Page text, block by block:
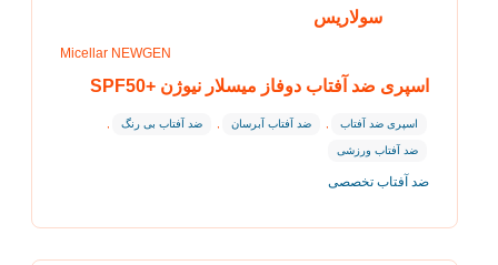
Micellar NEWGEN
اسپری ضد آفتاب دوفاز میسلار نیوژن +SPF50
اسپری ضد آفتاب ضد آفتاب آبرسان ضد آفتاب بی رنگ
ضد آفتاب ورزشی
ضد آفتاب تخصصی